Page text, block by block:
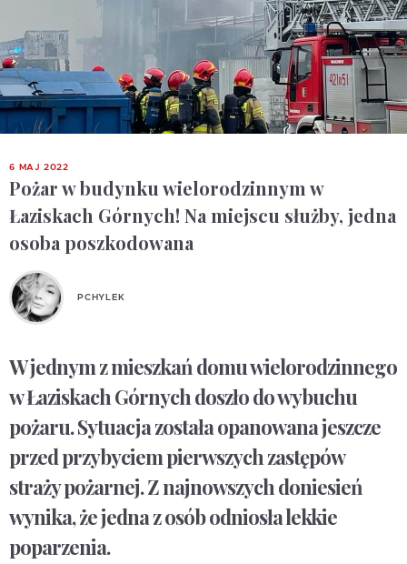
6 MAJ 2022
Pożar w budynku wielorodzinnym w
Łaziskach Górnych! Na miejscu służby, jedna
osoba poszkodowana
PCHYLEK
W jednym z mieszkań domu wielorodzinnego
w Łaziskach Górnych doszło do wybuchu
pożaru. Sytuacja została opanowana jeszcze
przed przybyciem pierwszych zastępów
straży pożarnej. Z najnowszych doniesień
wynika, że jedna z osób odniosła lekkie
poparzenia.